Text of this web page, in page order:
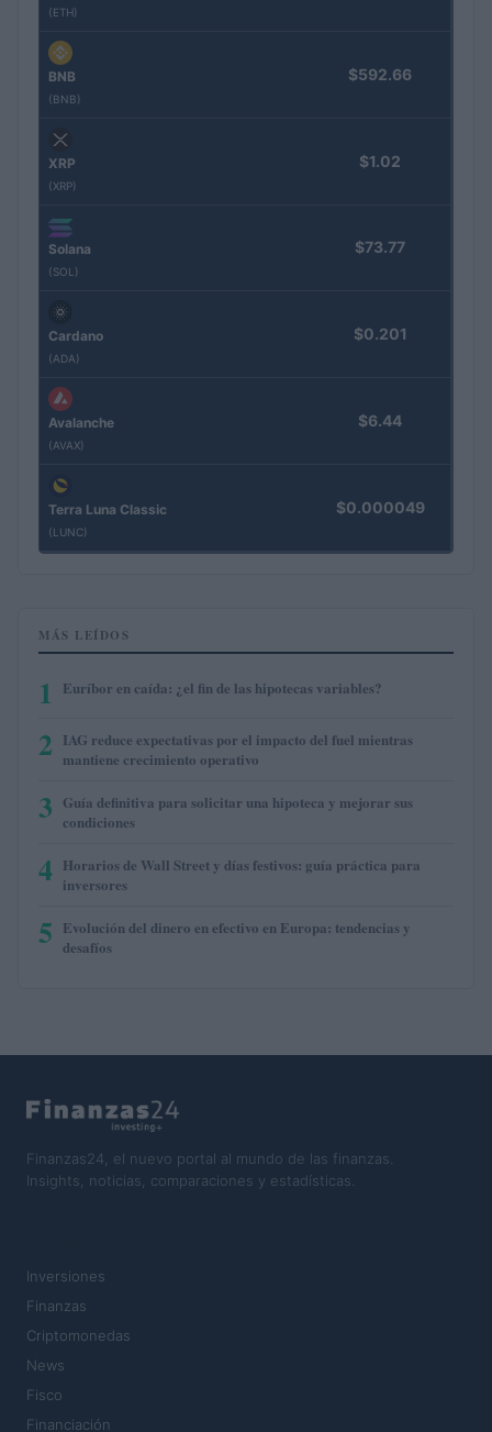
(ETH)
BNB
(BNB)
$592.66
XRP
(XRP)
$1.02
Solana
(SOL)
$73.77
Cardano
(ADA)
$0.201
Avalanche
(AVAX)
$6.44
Terra Luna Classic
(LUNC)
$0.000049
MÁS LEÍDOS
1 Euríbor en caída: ¿el fin de las hipotecas variables?
2 IAG reduce expectativas por el impacto del fuel mientras
mantiene crecimiento operativo
3 Guía definitiva para solicitar una hipoteca y mejorar sus
condiciones
4 Horarios de Wall Street y días festivos: guía práctica para
inversores
5 Evolución del dinero en efectivo en Europa: tendencias y
desafíos
Finanzas24, el nuevo portal al mundo de las finanzas.
Insights, noticias, comparaciones y estadísticas.
Inversiones
Finanzas
Criptomonedas
News
Fisco
Financiación